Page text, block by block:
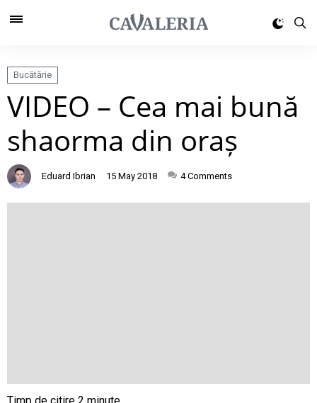
Bucătărie
VIDEO – Cea mai bună
shaorma din oraș
Eduard Ibrian 15 May 2018 4Comments